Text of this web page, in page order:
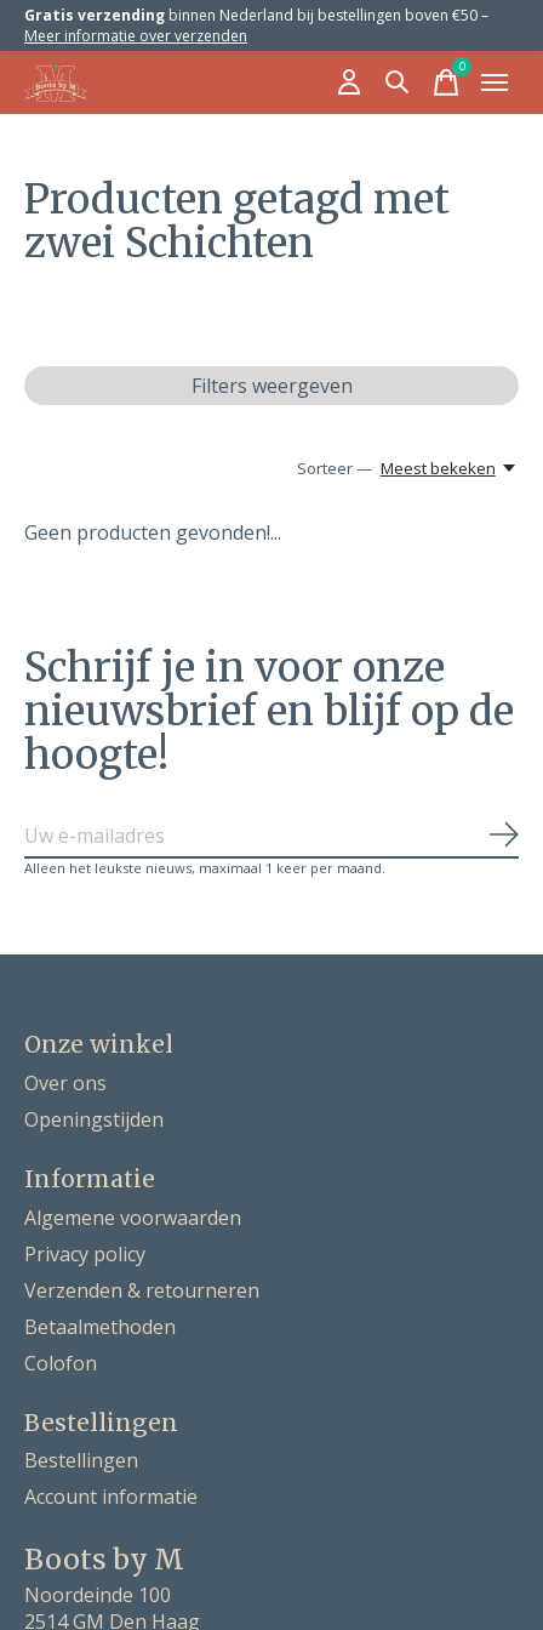
Gratis verzending binnen Nederland bij bestellingen boven €50 –
Meer informatie over verzenden
0items
Producten getagd met
zwei Schichten
Filters weergeven
Sorteer — Meest bekeken
Geen producten gevonden!...
Schrijf je in voor onze
nieuwsbrief en blijf op de
hoogte!
Alleen het leukste nieuws, maximaal 1 keer per maand.
Onze winkel
Over ons
Openingstijden
Informatie
Algemene voorwaarden
Privacy policy
Verzenden & retourneren
Betaalmethoden
Colofon
Bestellingen
Bestellingen
Account informatie
Boots by M
Noordeinde 100
2514 GM Den Haag